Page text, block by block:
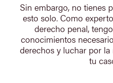
Sin embargo, no tienes
esto solo. Como
derecho penal,
conocimientos
derechos y luchar por
tu